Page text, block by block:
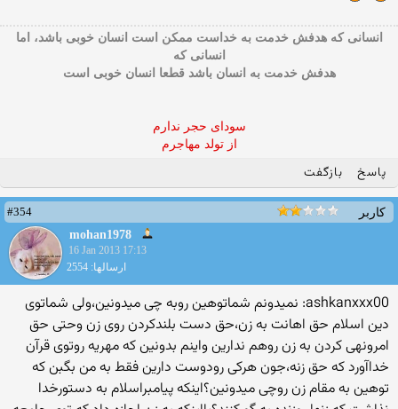
ﺍﻧﺴﺎﻧﯽ ﮐﻪ ﻫﺪﻓﺶ ﺧﺪﻣﺖ ﺑﻪ ﺧﺪﺍﺳﺖ ﻣﻤﮑﻦ ﺍﺳﺖ ﺍﻧﺴﺎﻥ ﺧﻮﺑﯽ ﺑﺎﺷﺪ، ﺍﻣﺎ
ﺍﻧﺴﺎﻧﯽ ﮐﻪ
ﻫﺪﻓﺶ ﺧﺪﻣﺖ ﺑﻪ ﺍﻧﺴﺎﻥ ﺑﺎﺷﺪ ﻗﻄﻌﺎ ﺍﻧﺴﺎﻥ ﺧﻮﺑﯽ ﺍﺳﺖ
سودای حجر ندارم
از تولد مهاجرم
پاسخ بازگفت
کاربر
#354
mohan1978
16 Jan 2013 17:13
ارسالها: 2554
ashkanxxx00: نمیدونم شماتوهین روبه چی میدونین،ولی شماتوی
دین اسلام حق اهانت به زن،حق دست بلندکردن روی زن وحتی حق
امرونهی کردن به زن روهم ندارین واینم بدونین که مهریه روتوی قرآن
خداآورد که حق زنه،جون هرکی رودوست دارین فقط به من بگبن که
توهین به مقام زن روچی میدونین؟اینکه پیامبراسلام به دستورخدا